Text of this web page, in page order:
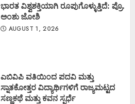
ಭಾರತ ವಿಶ್ವಶಕ್ತಿಯಾಗಿ ರೂಪುಗೊಳ್ಳುತ್ತಿದೆ: ಪ್ರೊ.
ಅಂಶು ಜೋಶಿ
AUGUST 1, 2026
ಎಬಿವಿಪಿ ವತಿಯಿಂದ ಪದವಿ ಮತ್ತು
ಸ್ನಾತಕೋತ್ತರ ವಿದ್ಯಾರ್ಥಿಗಳಿಗೆ ರಾಜ್ಯಮಟ್ಟದ
ಸಣ್ಣಕಥೆ ಮತ್ತು ಕವನ ಸ್ಪರ್ಧೆ